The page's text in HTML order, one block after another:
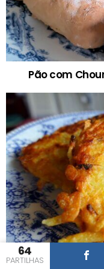
64
PARTILHAS
Pão com